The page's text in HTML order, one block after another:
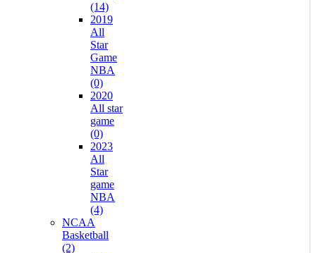
(14)
2019
All
Star
Game
NBA
(0)
2020
All star
game
(0)
2023
All
Star
game
NBA
(4)
NCAA
Basketball
(2)